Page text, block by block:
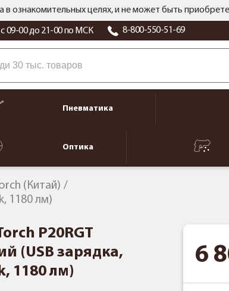
в ознакомительных целях, и не может быть
с 09-00 до 21-00 по МСК 8-800-550-51-69
Пневматика
Оптика
(Китай)
1180 лм)
P20RGT
(USB зарядка,
1180 лм)
6